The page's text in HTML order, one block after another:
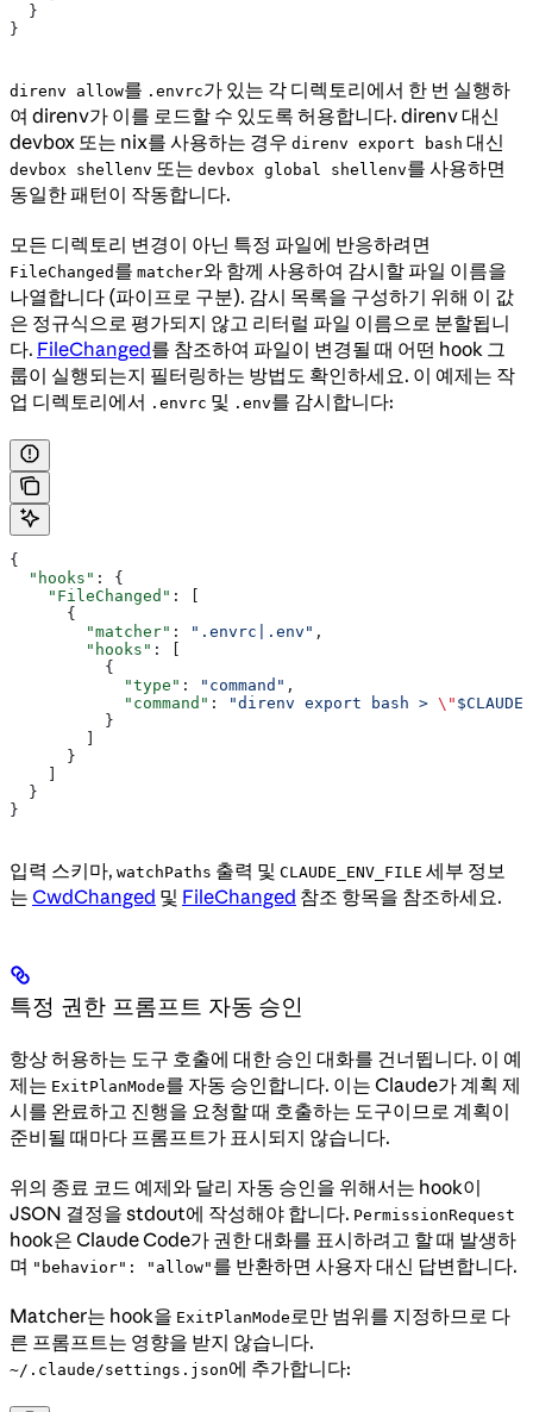
  }
}
direnv allow를 .envrc가 있는 각 디렉토리에서 한 번 실행하
여 direnv가 이를 로드할 수 있도록 허용합니다. direnv 대신
devbox 또는 nix를 사용하는 경우 direnv export bash 대신
devbox shellenv 또는 devbox global shellenv를 사용하면
동일한 패턴이 작동합니다.
모든 디렉토리 변경이 아닌 특정 파일에 반응하려면
FileChanged 를 matcher와 함께 사용하여 감시할 파일 이름을
나열합니다 (파이프로 구분). 감시 목록을 구성하기 위해 이 값
은 정규식으로 평가되지 않고 리터럴 파일 이름으로 분할됩니
다. FileChanged를 참조하여 파일이 변경될 때 어떤 hook 그
룹이 실행되는지 필터링하는 방법도 확인하세요. 이 예제는 작
업 디렉토리에서 .envrc 및 .env를 감시합니다:
{
  "hooks"
: {
    "FileChanged"
: [
      {
        "matcher"
: ".envrc|.env" ,
        "hooks"
: [
          {
            "type"
: "command" ,
            "command"
: "direnv export bash > \"
          }
      }
  }
}
입력 스키마, watchPaths 출력 및 CLAUDE_ENV_FILE 세부 정보
는 CwdChanged 및 FileChanged 참조 항목을 참조하세요.
특정 권한 프롬프트 자동 승인
항상 허용하는 도구 호출에 대한 승인 대화를 건너뜁니다. 이 예
제는 ExitPlanMode를 자동 승인합니다. 이는 Claude가 계획 제
시를 완료하고 진행을 요청할 때 호출하는 도구이므로 계획이
준비될 때마다 프롬프트가 표시되지 않습니다.
위의 종료 코드 예제와 달리 자동 승인을 위해서는 hook이
JSON 결정을 stdout에 작성해야 합니다. PermissionRequest
hook은 Claude Code가 권한 대화를 표시하려고 할 때 발생하
며 "behavior": "allow" 를 반환하면 사용자 대신 답변합니다.
Matcher는 hook을 ExitPlanMode로만 범위를 지정하므로 다
른 프롬프트는 영향을 받지 않습니다.
~/.claude/settings.json에 추가합니다: